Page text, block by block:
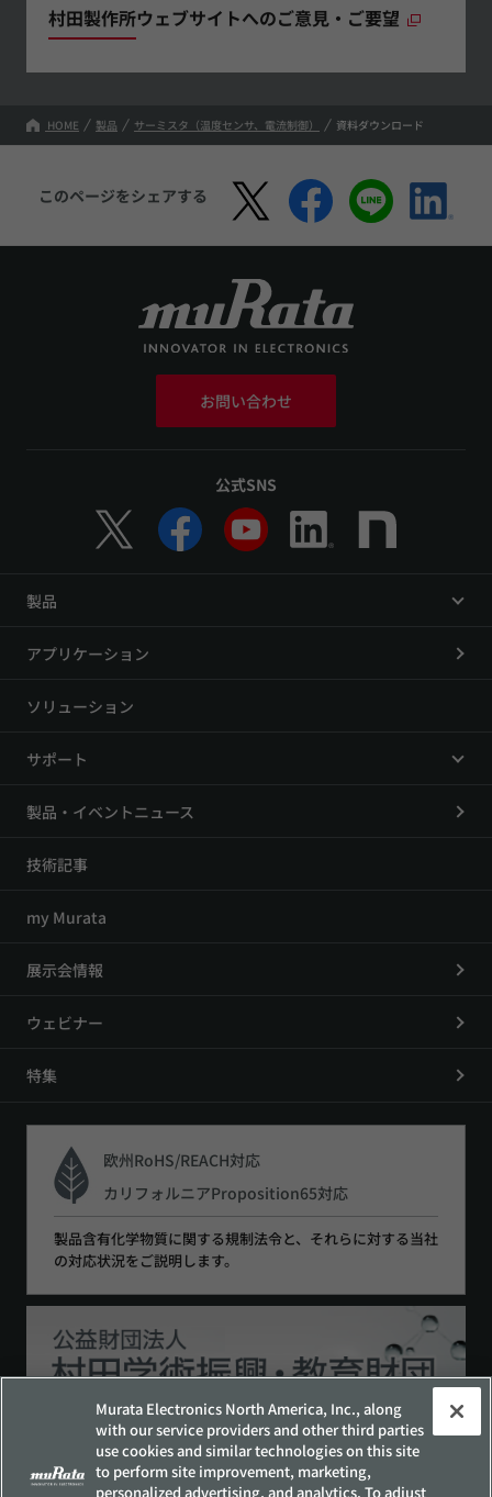
村田製作所ウェブサイトへのご意見・ご要望
HOME 製品 サーミスタ（温度センサ、電流制御） 資料ダウンロード
このページをシェアする
お問い合わせ
公式SNS
製品
アプリケーション
ソリューション
サポート
製品・イベントニュース
技術記事
my Murata
展示会情報
ウェビナー
特集
欧州RoHS/REACH対応
カリフォルニアProposition65対応
製品含有化学物質に関する規制法令と、それらに対する当社
の対応状況をご説明します。
サイトポリシー
ソーシャルメディアポリシー
Murata Electronics North America, Inc., along
with our service providers and other third parties
use cookies and similar technologies on this site
to perform site improvement, marketing,
personalized advertising, and analytics. To adjust